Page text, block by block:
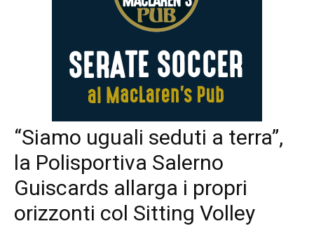
“Siamo uguali seduti a terra”,
la Polisportiva Salerno
Guiscards allarga i propri
orizzonti col Sitting Volley